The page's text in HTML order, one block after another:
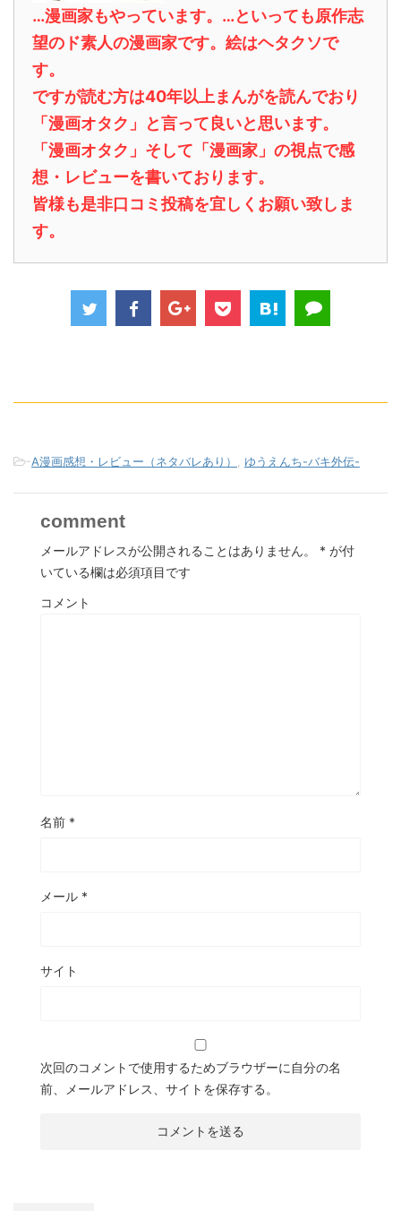
…漫画家もやっています。…といっても原作志
望のド素人の漫画家です。絵はヘタクソで
す。
ですが読む方は40年以上まんがを読んでおり
「漫画オタク」と言って良いと思います。
「漫画オタク」そして「漫画家」の視点で感
想・レビューを書いております。
皆様も是非口コミ投稿を宜しくお願い致しま
す。
-A漫画感想・レビュー（ネタバレあり） ゆうえんち-バキ外伝-
comment
メールアドレスが公開されることはありません。 * が付
いている欄は必須項目です
コメント
名前 *
メール *
サイト
次回のコメントで使用するためブラウザーに自分の名
前、メールアドレス、サイトを保存する。